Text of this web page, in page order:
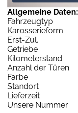
Allgemeine Daten:
Fahrzeugtyp
Karosserieform
Erst-Zul.
Getriebe
Kilometerstand
Anzahl der Türen
Farbe
Standort
Lieferzeit
Unsere Nummer